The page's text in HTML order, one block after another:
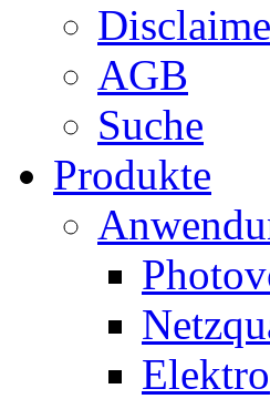
AGB
Suche
Produkte
Elektro